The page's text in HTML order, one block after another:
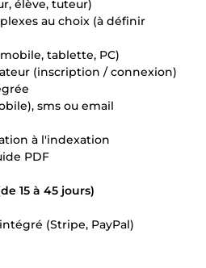
élève, tuteur)
au choix (à définir
tablette, PC)
(inscription / connexion)
sms ou email
à l'indexation
PDF
15 à 45 jours)
(Stripe, PayPal)